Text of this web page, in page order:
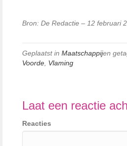
Bron: De Redactie – 12 februari
Geplaatst in Maatschappijen
Voorde Vlaming
Laat een reactie
Reacties